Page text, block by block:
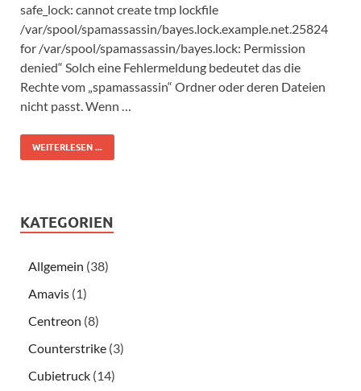
safe_lock: cannot create tmp lockfile
/var/spool/spamassassin/bayes.lock.example.net.25824
for /var/spool/spamassassin/bayes.lock: Permission
denied“ Solch eine Fehlermeldung bedeutet das die
Rechte vom „spamassassin“ Ordner oder deren Dateien
nicht passt. Wenn …
WEITERLESEN ...
KATEGORIEN
Allgemein (38)
Amavis (1)
Centreon (8)
Counterstrike (3)
Cubietruck (14)